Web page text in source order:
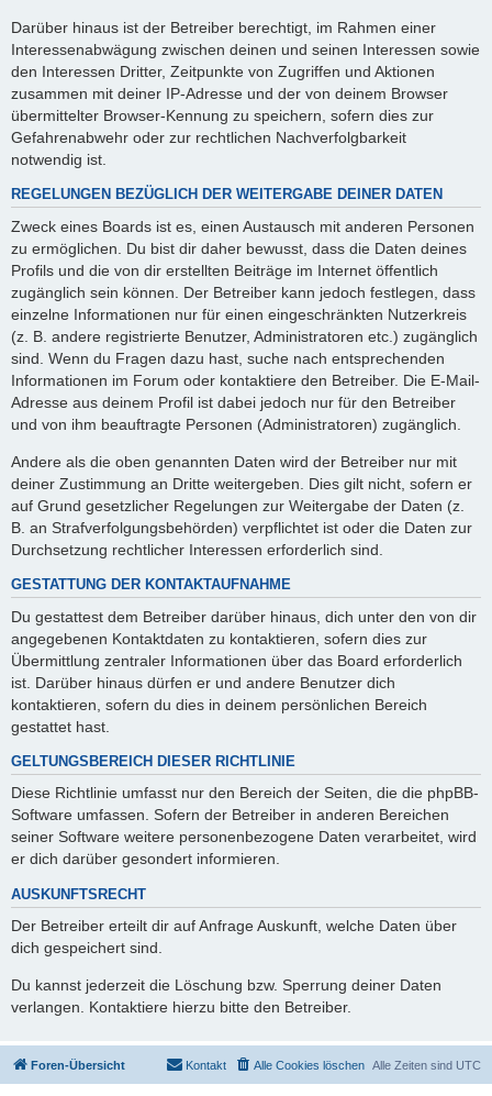
Darüber hinaus ist der Betreiber berechtigt, im Rahmen einer
Interessenabwägung zwischen deinen und seinen Interessen sowie
den Interessen Dritter, Zeitpunkte von Zugriffen und Aktionen
zusammen mit deiner IP-Adresse und der von deinem Browser
übermittelter Browser-Kennung zu speichern, sofern dies zur
Gefahrenabwehr oder zur rechtlichen Nachverfolgbarkeit
notwendig ist.
REGELUNGEN BEZÜGLICH DER WEITERGABE DEINER DATEN
Zweck eines Boards ist es, einen Austausch mit anderen Personen
zu ermöglichen. Du bist dir daher bewusst, dass die Daten deines
Profils und die von dir erstellten Beiträge im Internet öffentlich
zugänglich sein können. Der Betreiber kann jedoch festlegen, dass
einzelne Informationen nur für einen eingeschränkten Nutzerkreis
(z. B. andere registrierte Benutzer, Administratoren etc.) zugänglich
sind. Wenn du Fragen dazu hast, suche nach entsprechenden
Informationen im Forum oder kontaktiere den Betreiber. Die E-Mail-
Adresse aus deinem Profil ist dabei jedoch nur für den Betreiber
und von ihm beauftragte Personen (Administratoren) zugänglich.
Andere als die oben genannten Daten wird der Betreiber nur mit
deiner Zustimmung an Dritte weitergeben. Dies gilt nicht, sofern er
auf Grund gesetzlicher Regelungen zur Weitergabe der Daten (z.
B. an Strafverfolgungsbehörden) verpflichtet ist oder die Daten zur
Durchsetzung rechtlicher Interessen erforderlich sind.
GESTATTUNG DER KONTAKTAUFNAHME
Du gestattest dem Betreiber darüber hinaus, dich unter den von dir
angegebenen Kontaktdaten zu kontaktieren, sofern dies zur
Übermittlung zentraler Informationen über das Board erforderlich
ist. Darüber hinaus dürfen er und andere Benutzer dich
kontaktieren, sofern du dies in deinem persönlichen Bereich
gestattet hast.
GELTUNGSBEREICH DIESER RICHTLINIE
Diese Richtlinie umfasst nur den Bereich der Seiten, die die phpBB-
Software umfassen. Sofern der Betreiber in anderen Bereichen
seiner Software weitere personenbezogene Daten verarbeitet, wird
er dich darüber gesondert informieren.
AUSKUNFTSRECHT
Der Betreiber erteilt dir auf Anfrage Auskunft, welche Daten über
dich gespeichert sind.
Du kannst jederzeit die Löschung bzw. Sperrung deiner Daten
verlangen. Kontaktiere hierzu bitte den Betreiber.
Foren-Übersicht Alle Zeiten sind UTC
Alle Cookies löschen
Kontakt